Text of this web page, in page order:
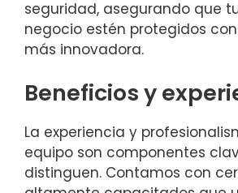
seguridad, asegurando que
negocio estén protegidos
más innovadora.
Beneficios y
La experiencia y
equipo son componentes
distinguen. Contamos con